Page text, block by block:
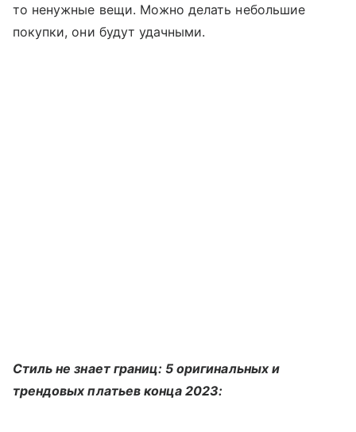
то ненужные вещи. Можно делать небольшие
покупки, они будут удачными.
Стиль не знает границ: 5 оригинальных и
трендовых платьев конца 2023: